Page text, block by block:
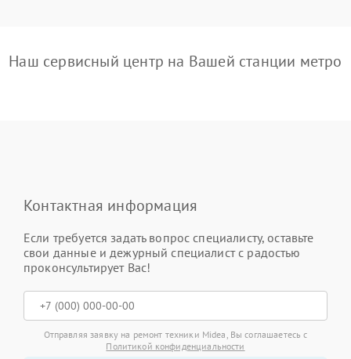
Наш сервисный центр на Вашей станции метро
Контактная информация
Если требуется задать вопрос специалисту, оставьте
свои данные и дежурный специалист с радостью
проконсультирует Вас!
Отправляя заявку на ремонт техники Midea, Вы соглашаетесь с
Политикой конфиденциальности